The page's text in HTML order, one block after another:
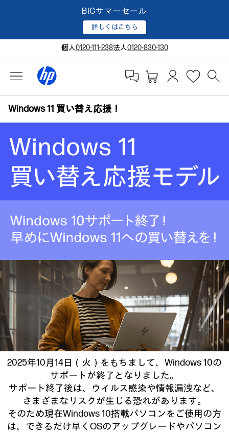
BIGサマーセール
詳しくはこちら
個人0120-111-238法人0120-830-130
Windows 11 買い替え応援！
2025年10月14日（火）をもちまして、Windows 10の
サポートが終了となりました。
サポート終了後は、ウイルス感染や情報漏洩など、
さまざまなリスクが生じる恐れがあります。
そのため現在Windows 10搭載パソコンをご使用の方
は、できるだけ早くOSのアップグレードやパソコン